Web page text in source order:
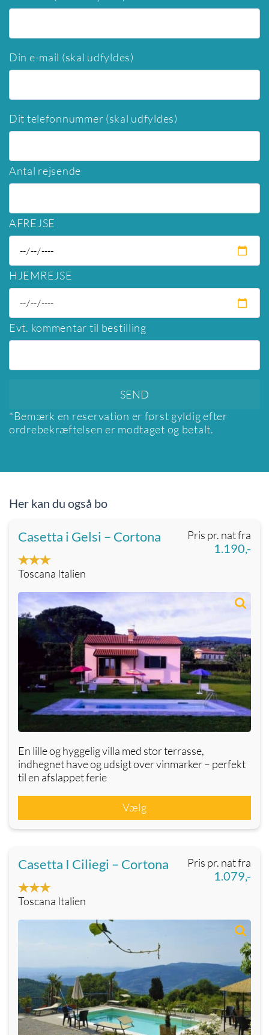
Din e-mail (skal udfyldes)
Dit telefonnummer (skal udfyldes)
Antal rejsende
AFREJSE
HJEMREJSE
Evt. kommentar til bestilling
*Bemærk en reservation er først gyldig efter
ordrebekræftelsen er modtaget og betalt.
Her kan du også bo
Pris pr. nat fra
1.190,-
Casetta i Gelsi – Cortona
Toscana Italien
En lille og hyggelig villa med stor terrasse,
indhegnet have og udsigt over vinmarker – perfekt
til en afslappet ferie
Vælg
Pris pr. nat fra
1.079,-
Casetta I Ciliegi – Cortona
Toscana Italien